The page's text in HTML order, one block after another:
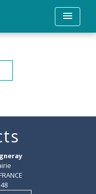
menu